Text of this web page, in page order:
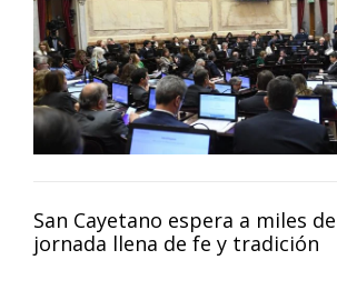
San Cayetano espera a miles
jornada llena de fe y tradición